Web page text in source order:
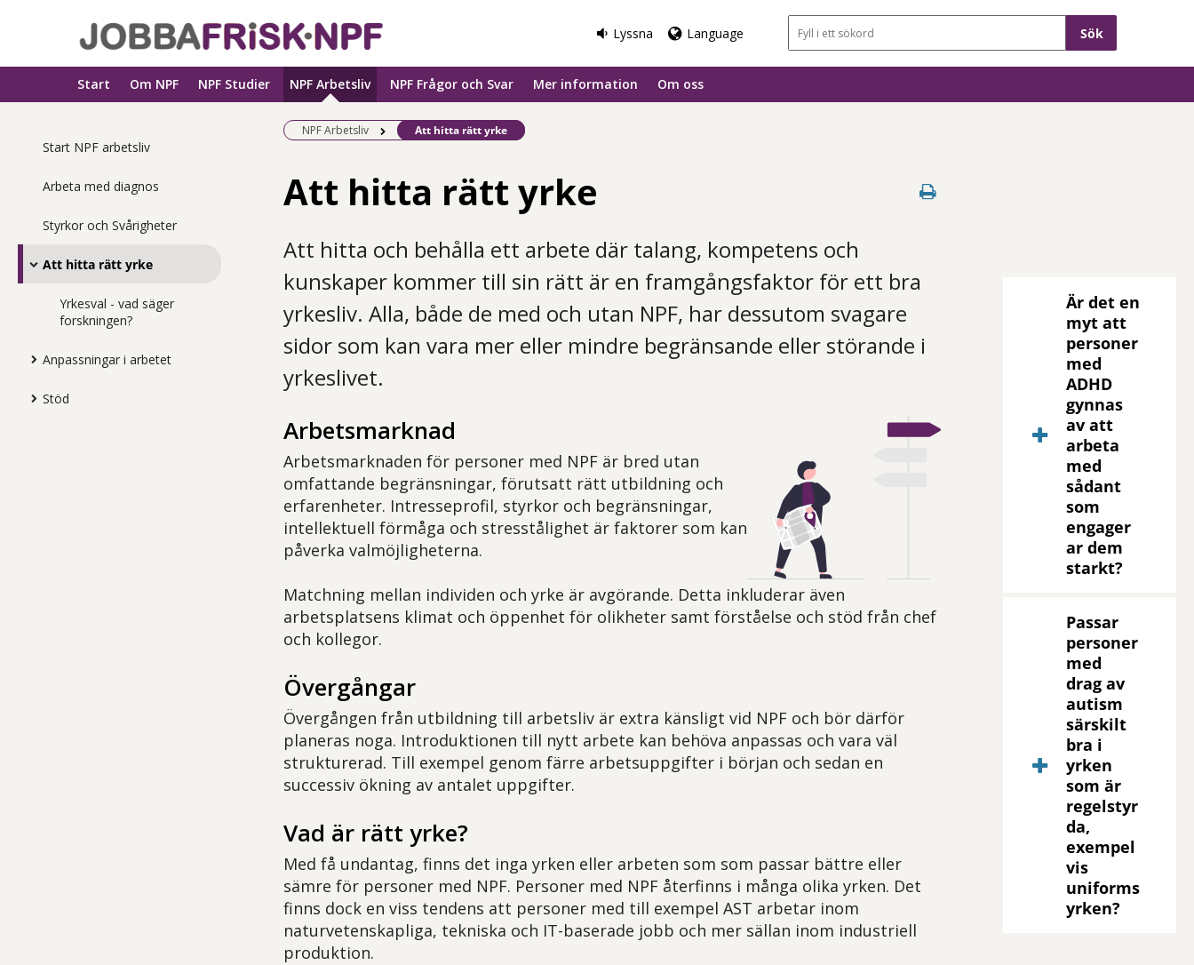
Lyssna Language Sökfält
Start Om NPF NPF Studier NPF Arbetsliv NPF Frågor och Svar Mer information Om oss
Start NPF arbetsliv
Arbeta med diagnos
Styrkor och Svårigheter
Att hitta rätt yrke
Yrkesval - vad säger
forskningen?
Anpassningar i arbetet
Stöd
NPF Arbetsliv Befintlig sida:
Att hitta rätt yrke
Att hitta rätt yrke
Att hitta och behålla ett arbete där talang, kompetens och
kunskaper kommer till sin rätt är en framgångsfaktor för ett bra
yrkesliv. Alla, både de med och utan NPF, har dessutom svagare
sidor som kan vara mer eller mindre begränsande eller störande i
yrkeslivet.
Arbetsmarknad
Arbetsmarknaden för personer med NPF är bred utan
omfattande begränsningar, förutsatt rätt utbildning och
erfarenheter. Intresseprofil, styrkor och begränsningar,
intellektuell förmåga och stresstålighet är faktorer som kan
påverka valmöjligheterna.
Matchning mellan individen och yrke är avgörande. Detta inkluderar även
arbetsplatsens klimat och öppenhet för olikheter samt förståelse och stöd från chef
och kollegor.
Övergångar
Övergången från utbildning till arbetsliv är extra känsligt vid NPF och bör därför
planeras noga. Introduktionen till nytt arbete kan behöva anpassas och vara väl
strukturerad. Till exempel genom färre arbetsuppgifter i början och sedan en
successiv ökning av antalet uppgifter.
Vad är rätt yrke?
Med få undantag, finns det inga yrken eller arbeten som som passar bättre eller
sämre för personer med NPF. Personer med NPF återfinns i många olika yrken. Det
finns dock en viss tendens att personer med till exempel AST arbetar inom
naturvetenskapliga, tekniska och IT-baserade jobb och mer sällan inom industriell
produktion.
Är det en
myt att
personer
med
ADHD
gynnas
av att
arbeta
med
sådant
som
engager
ar dem
starkt?
Passar
personer
med
drag av
autism
särskilt
bra i
yrken
som är
regelstyr
da,
exempel
vis
uniforms
yrken?